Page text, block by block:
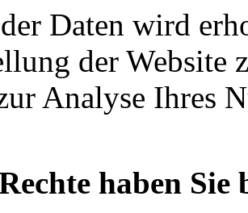
Daten wird
der Website
Analyse Ihres
haben